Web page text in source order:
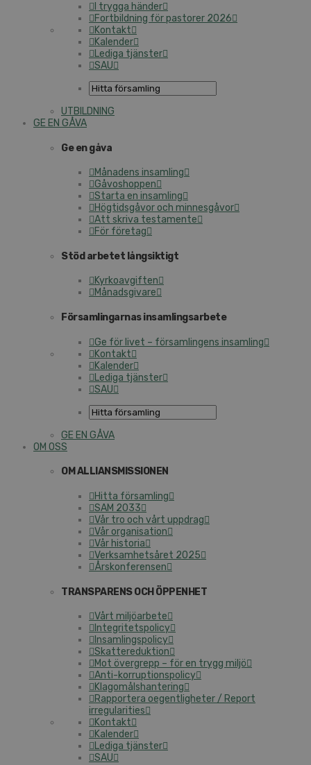
I trygga händer
Fortbildning för pastorer 2026
Kontakt
Kalender
Lediga tjänster
SAU
UTBILDNING
GE EN GÅVA
Ge en gåva
Månadens insamling
Gåvoshoppen
Starta en insamling
Högtidsgåvor och minnesgåvor
Att skriva testamente
För företag
Stöd arbetet långsiktigt
Kyrkoavgiften
Månadsgivare
Församlingarnas insamlingsarbete
Ge för livet – församlingens insamling
Kontakt
Kalender
Lediga tjänster
SAU
GE EN GÅVA
OM OSS
OM ALLIANSMISSIONEN
Hitta församling
SAM 2033
Vår tro och vårt uppdrag
Vår organisation
Vår historia
Verksamhetsåret 2025
Årskonferensen
TRANSPARENS OCH ÖPPENHET
Vårt miljöarbete
Integritetspolicy
Insamlingspolicy
Skattereduktion
Mot övergrepp – för en trygg miljö
Anti-korruptionspolicy
Klagomålshantering
Rapportera oegentligheter / Report
irregularities
Kontakt
Kalender
Lediga tjänster
SAU